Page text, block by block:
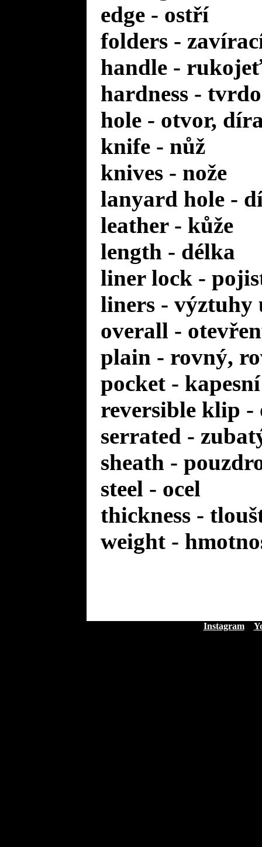
edge - ostří
folders -
handle -
hardness -
hole - otvor,
knife - nůž
knives - nože
lanyard hole -
leather - kůže
length - délka
liner lock -
liners -
overall -
plain - rovný,
pocket - kapesní
reversible klip
serrated -
sheath -
steel - ocel
thickness -
weight -
Instagram